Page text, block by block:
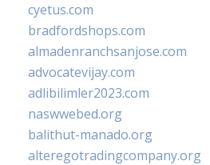
cyetus.com
bradfordshops.com
almadenranchsanjose.com
advocatevijay.com
adlibilimler2023.com
naswwebed.org
balithut-manado.org
alteregotradingcompany.org